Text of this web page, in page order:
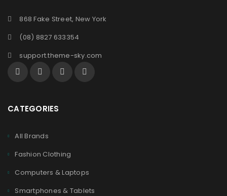
868 Fake Street, New York
(08) 8827 633354
support.theme-sky.com
CATEGORIES
All Brands
Fashion Clothing
Computers & Laptops
Smartphones & Tablets